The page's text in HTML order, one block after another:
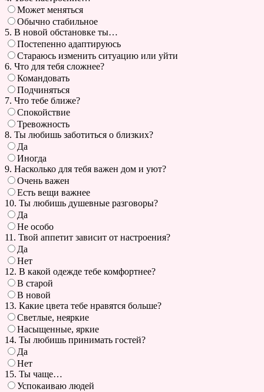
Может меняться
Обычно стабильное
5. В новой обстановке ты…
Постепенно адаптируюсь
Стараюсь изменить ситуацию или уйти
6. Что для тебя сложнее?
Командовать
Подчиняться
7. Что тебе ближе?
Спокойствие
Тревожность
8. Ты любишь заботиться о близких?
Да
Иногда
9. Насколько для тебя важен дом и уют?
Очень важен
Есть вещи важнее
10. Ты любишь душевные разговоры?
Да
Не особо
11. Твой аппетит зависит от настроения?
Да
Нет
12. В какой одежде тебе комфортнее?
В старой
В новой
13. Какие цвета тебе нравятся больше?
Светлые, неяркие
Насыщенные, яркие
14. Ты любишь принимать гостей?
Да
Нет
15. Ты чаще…
Успокаиваю людей